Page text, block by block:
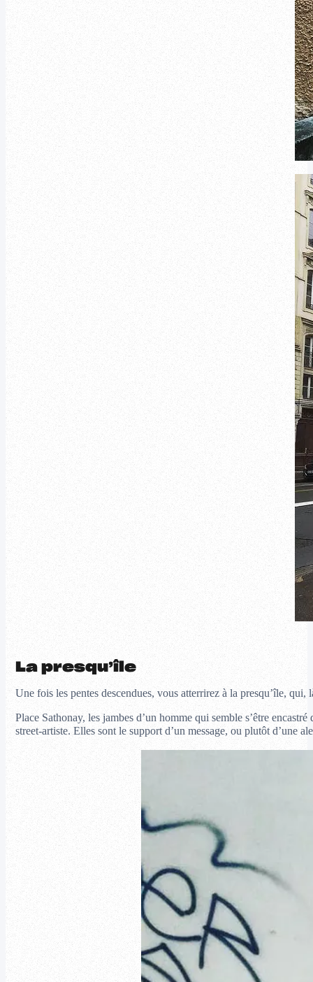
La presqu’île
Une fois les pentes descendues, vous atterrirez à la presqu’île,
Place Sathonay, les jambes d’un homme qui semble s’être
street-artiste. Elles sont le support d’un message, ou plutôt d’une